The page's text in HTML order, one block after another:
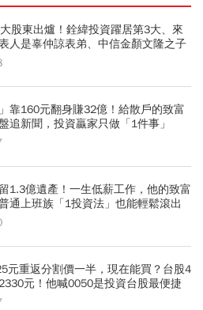
股東出爐！銓緯投資躍居第3大、來
人是辜仲諒表弟、中信金顏文隆之子
靠160元翻身賺32億！給散戶的致富
追新聞，投資贏家只做「1件事」
1.3億遺產！一生低薪工作，他的致富
通上班族「1投資法」也能輕鬆滾出
元重返分割價一半，現在能買？台股4
元！他喊0050是投資台股最便捷